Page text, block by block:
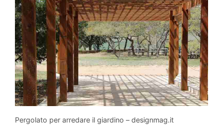
Pergolato per arredare il giardino – designmag.it